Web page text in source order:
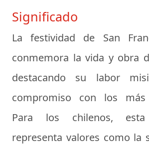
Significado
La festividad de San
conmemora la vida y obra
destacando su labor
compromiso con los más
Para los chilenos, esta
representa valores como la